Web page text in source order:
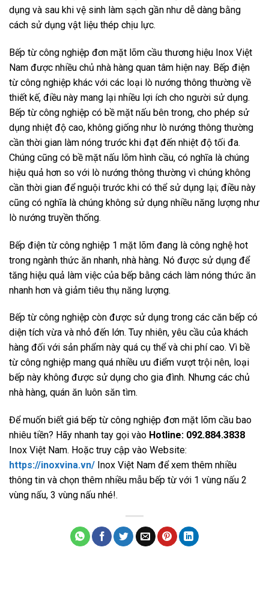
dụng và sau khi vệ sinh làm sạch gần như dễ dàng bằng
cách sử dụng vật liệu thép chịu lực.
Bếp từ công nghiệp đơn mặt lõm cầu thương hiệu Inox Việt
Nam được nhiều chủ nhà hàng quan tâm hiện nay. Bếp điện
từ công nghiệp khác với các loại lò nướng thông thường về
thiết kế, điều này mang lại nhiều lợi ích cho người sử dụng.
Bếp từ công nghiệp có bề mặt nấu bên trong, cho phép sử
dụng nhiệt độ cao, không giống như lò nướng thông thường
cần thời gian làm nóng trước khi đạt đến nhiệt độ tối đa.
Chúng cũng có bề mặt nấu lõm hình cầu, có nghĩa là chúng
hiệu quả hơn so với lò nướng thông thường vì chúng không
cần thời gian để nguội trước khi có thể sử dụng lại; điều này
cũng có nghĩa là chúng không sử dụng nhiều năng lượng như
lò nướng truyền thống.
Bếp điện từ công nghiệp 1 mặt lõm đang là công nghệ hot
trong ngành thức ăn nhanh, nhà hàng. Nó được sử dụng để
tăng hiệu quả làm việc của bếp bằng cách làm nóng thức ăn
nhanh hơn và giảm tiêu thụ năng lượng.
Bếp từ công nghiệp còn được sử dụng trong các căn bếp có
diện tích vừa và nhỏ đến lớn. Tuy nhiên, yêu cầu của khách
hàng đối với sản phẩm này quá cụ thể và chi phí cao. Vì bề
từ công nghiệp mang quá nhiều ưu điểm vượt trội nên, loại
bếp này không được sử dụng cho gia đình. Nhưng các chủ
nhà hàng, quán ăn luôn săn tìm.
Để muốn biết giá bếp từ công nghiệp đơn mặt lõm cầu bao
nhiêu tiền? Hãy nhanh tay gọi vào Hotline: 092.884.3838
Inox Việt Nam. Hoặc truy cập vào Website:
https://inoxvina.vn/ Inox Việt Nam để xem thêm nhiều
thông tin và chọn thêm nhiều mẫu bếp từ với 1 vùng nấu 2
vùng nấu, 3 vùng nấu nhé!.